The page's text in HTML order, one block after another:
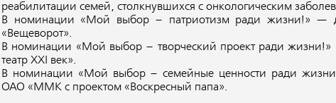
реабилитации семей, столкнувшихся с онкологическим
В номинации «Мой выбор – патриотизм ради жизни!»—
«Вещеворот».
В номинации «Мой выбор – творческий проект ради жизни!»
театр XXI век».
В номинации «Мой выбор – семейные ценности ради
ОАО «ММК с проектом «Воскресный папа».